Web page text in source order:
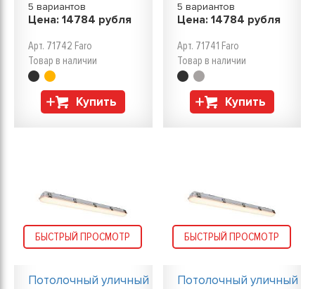
5 вариантов
Цена: 14784 рубля
Арт. 71742 Faro
Товар в наличии
Купить
5 вариантов
Цена: 14784 рубля
Арт. 71741 Faro
Товар в наличии
Купить
БЫСТРЫЙ ПРОСМОТР
Потолочный уличный
БЫСТРЫЙ ПРОСМОТР
Потолочный уличный